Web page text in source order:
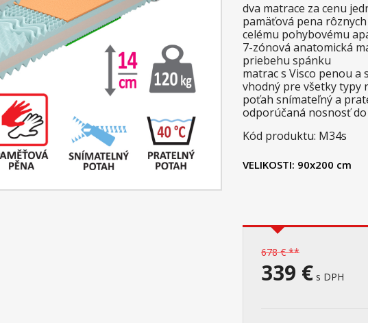
dva matrace za cenu
pamäťová pena
celému pohybovému
7-zónová anatomická
priebehu spánku
matrac s Visco penou
vhodný pre všetky typy
poťah snímateľný a
odporúčaná nosnosť
Kód produktu: M34s
VELIKOSTI: 90x200 cm
678 € **
339 € s DPH